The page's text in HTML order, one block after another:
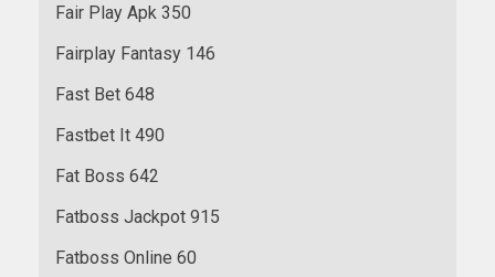
Fair Play Apk 350
Fairplay Fantasy 146
Fast Bet 648
Fastbet It 490
Fat Boss 642
Fatboss Jackpot 915
Fatboss Online 60